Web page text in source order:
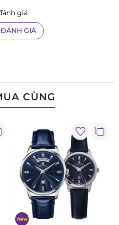
còn là biểu tượng cho đẳng
sở hữu. Sở hữu GBK9238N-
và sự tinh tế của bản thân
giá
ĐÁNH GIÁ
CÙNG
New